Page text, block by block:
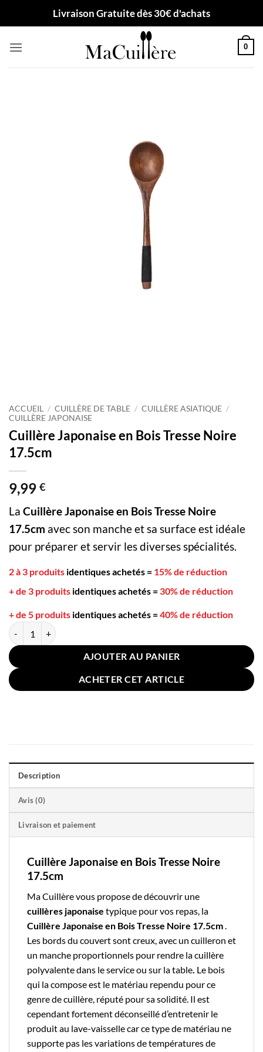
Livraison Gratuite dès 30€ d'achats
0
ACCUEIL / CUILLÈRE DE TABLE / CUILLÈRE ASIATIQUE /
CUILLÈRE JAPONAISE
Cuillère Japonaise en Bois Tresse Noire
17.5cm
9,99 €
La Cuillère Japonaise en Bois Tresse Noire
17.5cm avec son manche et sa surface est idéale
pour préparer et servir les diverses spécialités.
2 à 3 produits identiques achetés = 15% de réduction
+ de 3 produits identiques achetés = 30% de réduction
+ de 5 produits identiques achetés =40% de réduction
quantité de Cuillère Japonaise en Bois Tresse Noire 17.5cm
AJOUTER AU PANIER
ACHETER CET ARTICLE
Description
Avis (0)
Livraison et paiement
Cuillère Japonaise en Bois Tresse Noire
17.5cm
Ma Cuillèrevous propose de découvrir une
cuillères japonaise typique pour vos repas, la
Cuillère Japonaise en Bois Tresse Noire 17.5cm
Les bords du couvert sont creux, avec un cuilleron et
un manche proportionnels pour rendre la cuillère
polyvalente dans le service ou sur la table Le bois
qui la compose est le matériau rependu pour ce
genre de cuillère, réputé pour sa solidité. Il est
cependant fortement déconseillé d’entretenir le
produit au lave-vaisselle car ce type de matériau ne
supporte pas les variations de températures de